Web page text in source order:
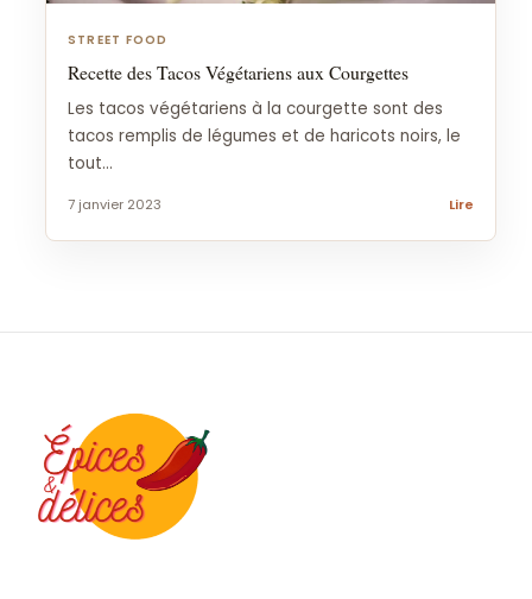
STREET FOOD
Recette des Tacos Végétariens aux Courgettes
Les tacos végétariens à la courgette sont des
tacos remplis de légumes et de haricots noirs, le
tout...
7 janvier 2023 Lire